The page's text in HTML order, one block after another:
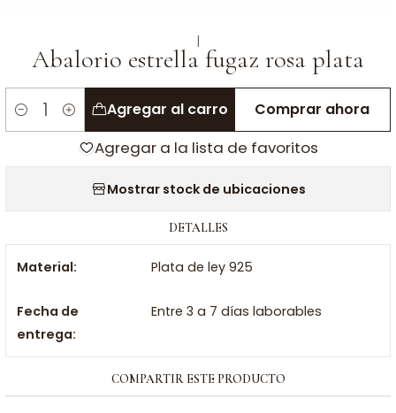
|
Abalorio estrella fugaz rosa plata
Cantidad
Agregar al carro Comprar ahora
Agregar a la lista de favoritos
Mostrar stock de ubicaciones
DETALLES
Material: Plata de ley 925
Fecha de
entrega:
Entre 3 a 7 días laborables
COMPARTIR ESTE PRODUCTO